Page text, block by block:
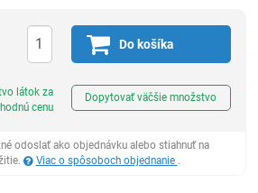
Do košíka
látok za
cenu
Dopytovať väčšie množstvo
odoslať ako objednávku alebo stiahnuť na
Viac o spôsoboch objednanie .